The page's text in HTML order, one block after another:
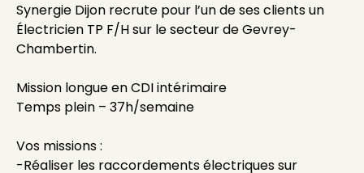
Synergie Dijon recrute pour l’un de ses clients un
Électricien TP F/H sur le secteur de Gevrey-
Chambertin.
Mission longue en CDI intérimaire
Temps plein – 37h/semaine
Vos missions :
-Réaliser les raccordements électriques sur